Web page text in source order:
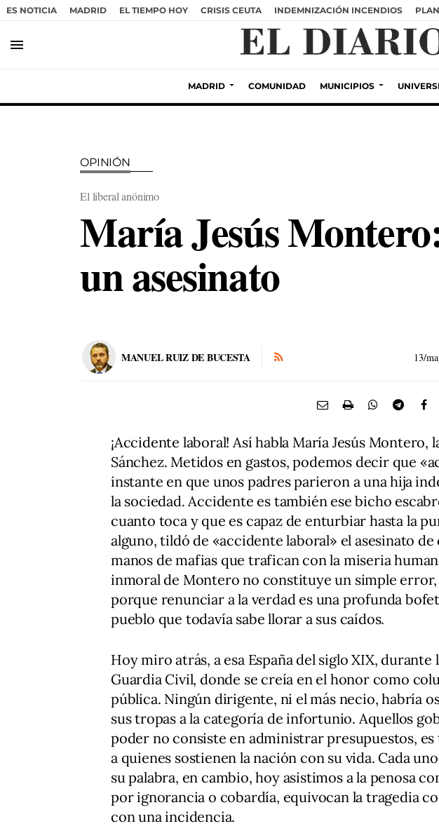
ES NOTICIA MADRID EL TIEMPO HOY CRISIS CEUTA INDEMNIZACIÓN INCENDIOS
menu
MADRID COMUNIDAD MUNICIPIOS
OPINIÓN
El liberal anónimo
María Jesús
un asesinato
MANUEL RUIZ DE BUCESTA 13/
¡Accidente laboral! Así habla María Jesús Montero,
Sánchez. Metidos en gastos, podemos decir que
instante en que unos padres parieron a una hija
la sociedad. Accidente es también ese bicho
cuanto toca y que es capaz de enturbiar hasta la
alguno, tildó de «accidente laboral» el asesinato
manos de mafias que trafican con la miseria
inmoral de Montero no constituye un simple
porque renunciar a la verdad es una profunda
pueblo que todavía sabe llorar a sus caídos.
Hoy miro atrás, a esa España del siglo XIX, durante
Guardia Civil, donde se creía en el honor como
pública. Ningún dirigente, ni el más necio, habría
sus tropas a la categoría de infortunio. Aquellos
poder no consiste en administrar presupuestos,
a quienes sostienen la nación con su vida. Cada
su palabra, en cambio, hoy asistimos a la penosa
por ignorancia o cobardía, equivocan la tragedia
con una incidencia.